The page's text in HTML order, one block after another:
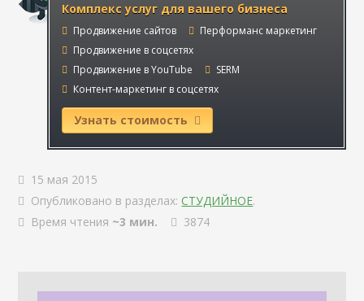
Комплекс услуг для вашего бизнеса
Продвижение сайтов
Перформанс маркетинг
Продвижение в соцсетях
Продвижение в YouTube
SERM
Контент-маркетинг в соцсетях
Узнать стоимость
15 мая 2015
Опубликовано в разделах: СТУДИЙНОЕ.
Время чтения ~3 мин. 3874